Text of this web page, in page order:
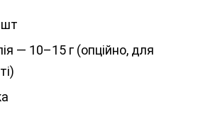
— 10–15 г (опційно, для